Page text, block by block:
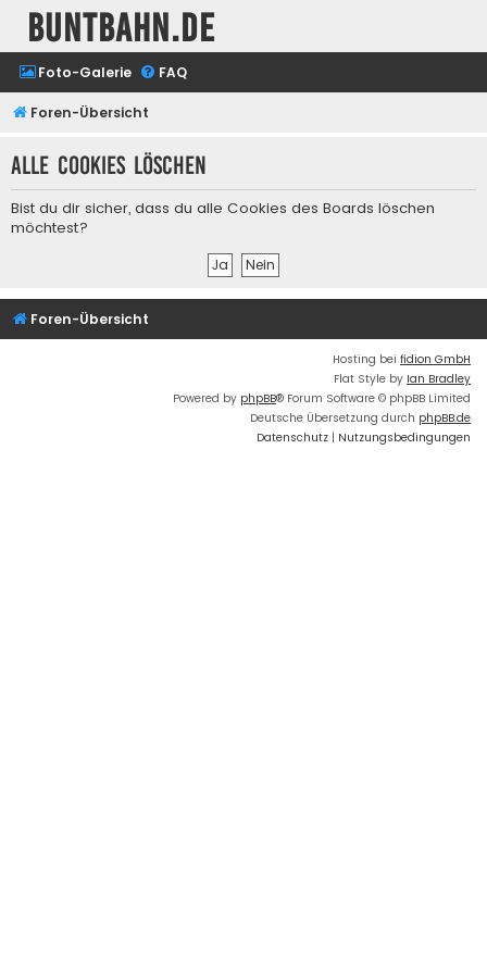
buntbahn.de
Foto-Galerie FAQ
Foren-Übersicht
Alle Cookies löschen
Bist du dir sicher, dass du alle Cookies des Boards löschen
möchtest?
Foren-Übersicht
Hosting bei fidion GmbH
Flat Style by Ian Bradley
Powered by phpBB® Forum Software © phpBB Limited
Deutsche Übersetzung durch phpBB.de
Datenschutz | Nutzungsbedingungen